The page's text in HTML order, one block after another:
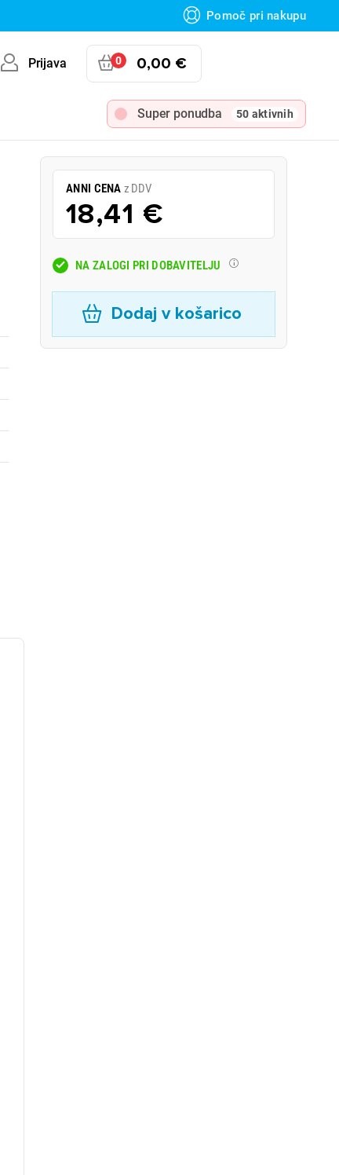
Pomoč pri nakupu
Prijava 0 0,00 €
Super ponudba 50 aktivnih
ANNI CENA z DDV
18,41 €
NA ZALOGI PRI DOBAVITELJU
Dodaj v košarico